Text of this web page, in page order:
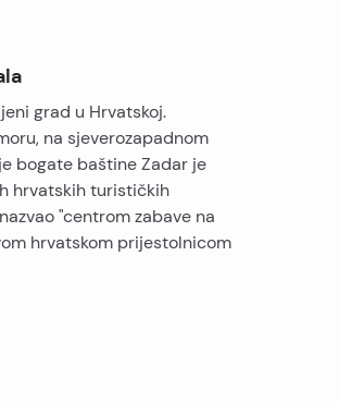
grad u Hrvatskoj.
na sjeverozapadnom
bogate baštine Zadar je
hrvatskih turističkih
"centrom zabave na
hrvatskom prijestolnicom